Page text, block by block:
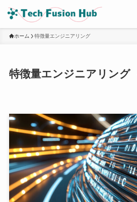
ホーム 特徴量エンジニアリング
特徴量エンジニアリング